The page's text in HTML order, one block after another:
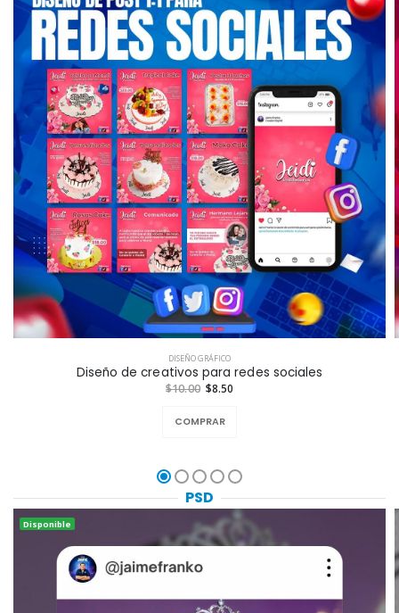
DISEÑO GRÁFICO
Diseño de creativos para redes sociales
$10.00 $8.50
COMPRAR
PSD
Disponible